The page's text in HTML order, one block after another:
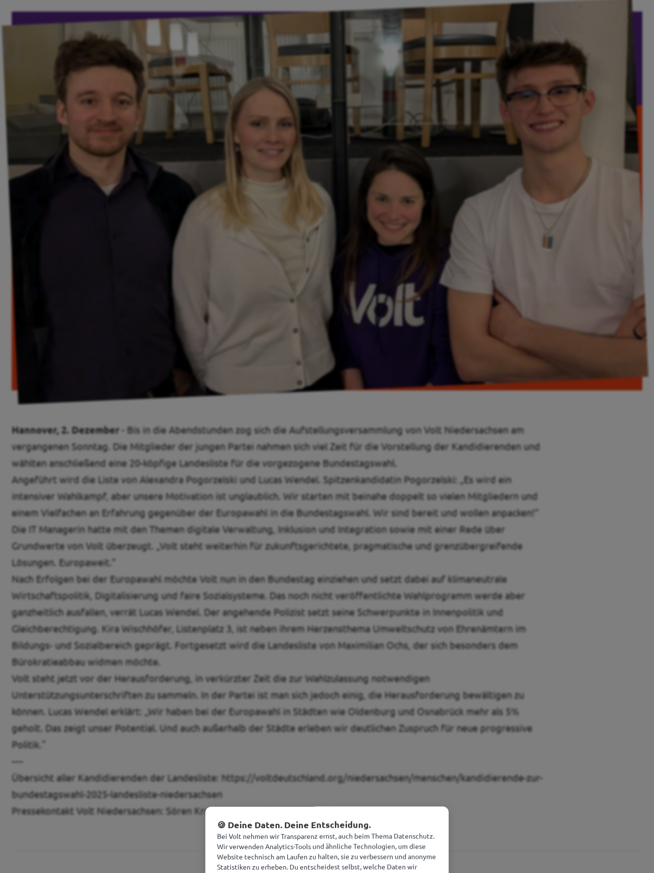
Kommunalwahl Oldenburg 2026
Kommunalwahl Ammerland 2026
Mache bei uns mit!
Deine Spende für Volt!
Jobs bei Volt
Hannover, 2. Dezember - Bis in die Abendstunden zog sich die Aufstellungsversammlung von Volt Niedersachsen am
vergangenen Sonntag. Die Mitglieder der jungen Partei nahmen sich viel Zeit für die Vorstellung der Kandidierenden und
wählten anschließend eine 20-köpfige Landesliste für die vorgezogene Bundestagswahl.
Angeführt wird die Liste von Alexandra Pogorzelski und Lucas Wendel. Spitzenkandidatin Pogorzelski: „Es wird ein
intensiver Wahlkampf, aber unsere Motivation ist unglaublich. Wir starten mit beinahe doppelt so vielen Mitgliedern und
einem Vielfachen an Erfahrung gegenüber der Europawahl in die Bundestagswahl. Wir sind bereit und wollen anpacken!”
Die IT Managerin hatte mit den Themen digitale Verwaltung, Inklusion und Integration sowie mit einer Rede über
Grundwerte von Volt überzeugt. „Volt steht weiterhin für zukunftsgerichtete, pragmatische und grenzübergreifende
Lösungen. Europaweit.”
Nach Erfolgen bei der Europawahl möchte Volt nun in den Bundestag einziehen und setzt dabei auf klimaneutrale
Wirtschaftspolitik, Digitalisierung und faire Sozialsysteme. Das noch nicht veröffentlichte Wahlprogramm werde aber
ganzheitlich ausfallen, verrät Lucas Wendel. Der angehende Polizist setzt seine Schwerpunkte in Innenpolitik und
Gleichberechtigung. Kira Wischhöfer, Listenplatz 3, ist neben ihrem Herzensthema Umweltschutz von Ehrenämtern im
Bildungs- und Sozialbereich geprägt. Fortgesetzt wird die Landesliste von Maximilian Ochs, der sich besonders dem
Bürokratieabbau widmen möchte.
Volt steht jetzt vor der Herausforderung, in verkürzter Zeit die zur Wahlzulassung notwendigen
Unterstützungsunterschriften zu sammeln. In der Partei ist man sich jedoch einig, die Herausforderung bewältigen zu
können. Lucas Wendel erklärt: „Wir haben bei der Europawahl in Städten wie Oldenburg und Osnabrück mehr als 5%
geholt. Das zeigt unser Potential. Und auch außerhalb der Städte erleben wir deutlichen Zuspruch für neue progressive
Politik."
----
Übersicht aller Kandidierenden der Landesliste: https://voltdeutschland.org/niedersachsen/menschen/kandidierende-zur-
bundestagswahl-2025-landesliste-niedersachsen
Pressekontakt Volt Niedersachsen: Sören Krupka -
🍪 Deine Daten. Deine Entscheidung.
Bei Volt nehmen wir Transparenz ernst, auch beim Thema Datenschutz.
Wir verwenden Analytics-Tools und ähnliche Technologien, um diese
Website technisch am Laufen zu halten, sie zu verbessern und anonyme
Statistiken zu erheben. Du entscheidest selbst, welche Daten wir